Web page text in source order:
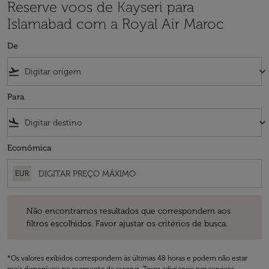
Reserve voos de Kayseri para
Islamabad com a Royal Air Maroc
De
flight_takeoff keyboard_arrow_down
Para
flight_land keyboard_arrow_down
Econômica
EUR
Não encontramos resultados que correspondem aos
filtros escolhidos. Favor ajustar os critérios de busca.
*Os valores exibidos correspondem às últimas 48 horas e podem não estar